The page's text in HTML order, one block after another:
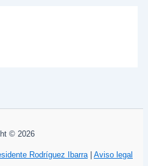
© 2026
Rodríguez Ibarra| Aviso legal